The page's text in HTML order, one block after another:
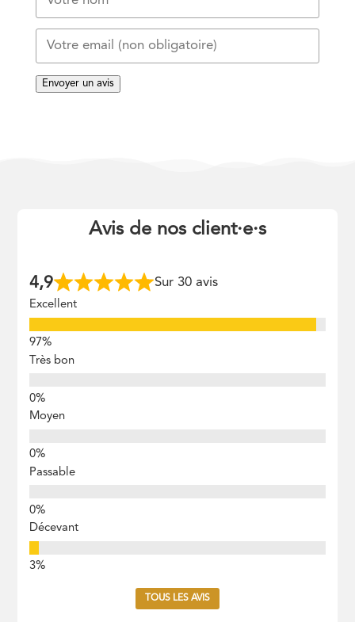
Envoyer un avis
Avis de nos client·e·s
4,9 Sur 30 avis
Excellent
Très bon
Moyen
Passable
Décevant
TOUS LES AVIS